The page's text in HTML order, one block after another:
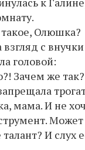
Олюшка?
взгляд с
головой:
Зачем же
мама. И не
И слух